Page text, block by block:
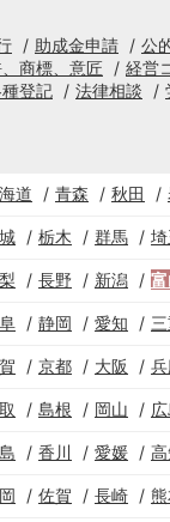
助成金申請 公
商標、意匠 経営
登記 法律相談
道 青森 秋田
栃木 群馬 埼
長野 新潟
静岡 愛知
京都 大阪
島根 岡山
香川 愛媛
佐賀 長崎